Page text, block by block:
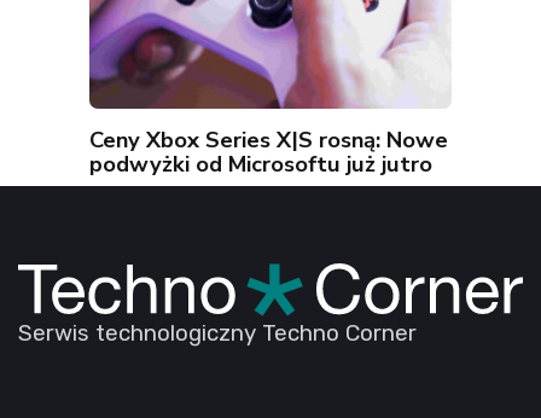
Ceny Xbox Series X|S rosną: Nowe
podwyżki od Microsoftu już jutro
Serwis technologiczny Techno Corner